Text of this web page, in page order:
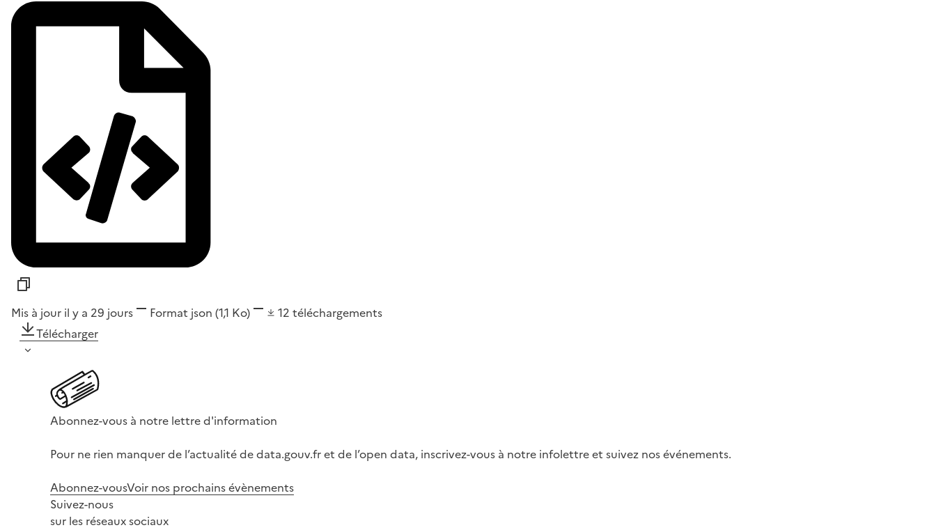
Mis à jour il y a 29 jours Format json (1,1 Ko) 12 téléchargements
Télécharger
Abonnez-vous à notre lettre d'information
Pour ne rien manquer de l’actualité de data.gouv.fr et de l’open data, inscrivez-vous à notre infolettre et suivez nos événements.
Abonnez-vousVoir nos prochains évènements
Suivez-nous
sur les réseaux sociaux